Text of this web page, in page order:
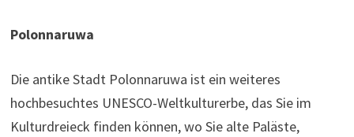
Polonnaruwa
Die antike Stadt Polonnaruwa ist ein weiteres
hochbesuchtes UNESCO-Weltkulturerbe, das Sie im
Kulturdreieck finden können, wo Sie alte Paläste,